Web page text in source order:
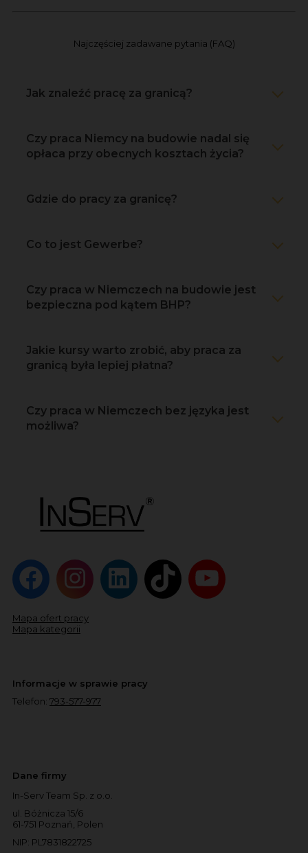
Najczęściej zadawane pytania (FAQ)
Jak znaleźć pracę za granicą?
Czy praca Niemcy na budowie nadal się
opłaca przy obecnych kosztach życia?
Gdzie do pracy za granicę?
Co to jest Gewerbe?
Czy praca w Niemczech na budowie jest
bezpieczna pod kątem BHP?
Jakie kursy warto zrobić, aby praca za
granicą była lepiej płatna?
Czy praca w Niemczech bez języka jest
możliwa?
Mapa ofert pracy
Mapa kategorii
Informacje w sprawie pracy
Telefon: 793-577-977
Dane firmy
In-Serv Team Sp. z o.o.
ul. Bóżnicza 15/6
61-751 Poznań, Polen
NIP: PL7831822725